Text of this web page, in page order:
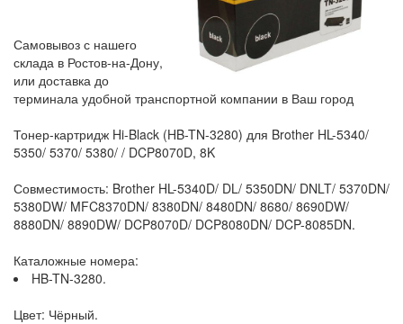
Самовывоз с нашего
склада в Ростов-на-Дону,
или доставка до
терминала удобной транспортной компании в Ваш город
Тонер-картридж Hi-Black (HB-TN-3280) для Brother HL-5340/
5350/ 5370/ 5380/ / DCP8070D, 8K
Совместимость: Brother HL-5340D/ DL/ 5350DN/ DNLT/ 5370DN/
5380DW/ MFC8370DN/ 8380DN/ 8480DN/ 8680/ 8690DW/
8880DN/ 8890DW/ DCP8070D/ DCP8080DN/ DCP-8085DN.
Каталожные номера:
HB-TN-3280.
Цвет: Чёрный.